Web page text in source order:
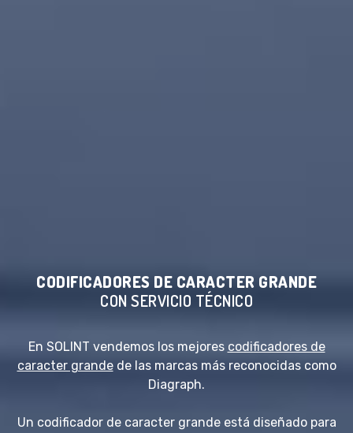
CODIFICADORES DE CARACTER GRANDE
CON SERVICIO TÉCNICO
En SOLINT vendemos los mejores codificadores de
caracter grandede las marcas más reconocidas como
Diagraph.
Un codificador de caracter grande está diseñado para